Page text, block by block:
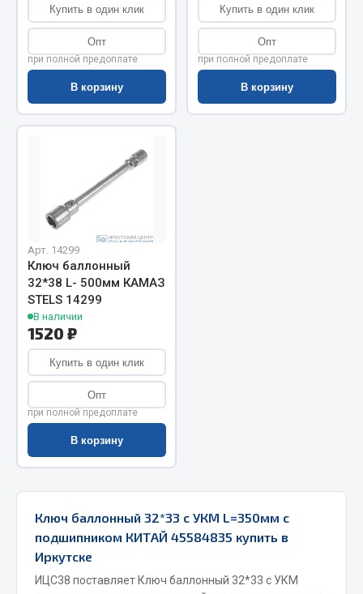
Весь раздел
Двигатель
Система выпуска газа
Система охлаждения
Сцепление
Коробка передач
Коробка передач ZF
Показать ещё
Весь раздел
Запчасти МАЗ
Система питания
Подвеска
Тормозная система
Двери
Окно ветровое
Двигатель
Электрооборудование
Купить в один клик
Опт
при полной предоплате
В корзину
Купить в один клик
Опт
при полной предоплате
В корзину
Арт. 14299
Ключ баллонный
32*38 L- 500мм КАМАЗ
STELS 14299
В наличии
1520 ₽
Купить в один клик
Опт
при полной предоплате
В корзину
Ключ баллонный 32*33 с УКМ L=350мм с
подшипником КИТАЙ 45584835 купить в
Иркутске
ИЦС38 поставляет Ключ баллонный 32*33 с УКМ